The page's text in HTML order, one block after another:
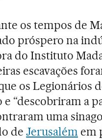
os tempos de
próspero na
do Instituto
escavações
os Legionários
e “descobriram a
uma
deJerusalém em